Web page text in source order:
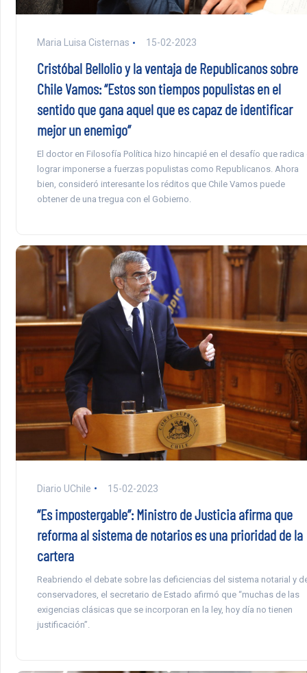
Maria Luisa Cisternas 15-02-2023
Cristóbal Bellolio y la ventaja de Republicanos sobre
Chile Vamos: “Estos son tiempos populistas en el
sentido que gana aquel que es capaz de identificar
mejor un enemigo”
El doctor en Filosofía Política hizo hincapié en el desafío que radica
lograr imponerse a fuerzas populistas como Republicanos. Ahora
bien, consideró interesante los réditos que Chile Vamos puede
obtener de una tregua con el Gobierno.
Diario UChile 15-02-2023
“Es impostergable”: Ministro de Justicia afirma que
reforma al sistema de notarios es una prioridad de la
cartera
Reabriendo el debate sobre las deficiencias del sistema notarial y
conservadores, el secretario de Estado afirmó que “muchas de las
exigencias clásicas que se incorporan en la ley, hoy día no tienen
justificación”.